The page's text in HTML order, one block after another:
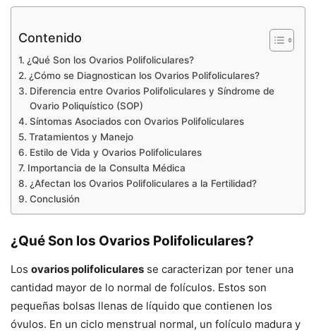
Contenido
¿Qué Son los Ovarios Polifoliculares?
¿Cómo se Diagnostican los Ovarios Polifoliculares?
Diferencia entre Ovarios Polifoliculares y Síndrome de
Ovario Poliquístico (SOP)
Síntomas Asociados con Ovarios Polifoliculares
Tratamientos y Manejo
Estilo de Vida y Ovarios Polifoliculares
Importancia de la Consulta Médica
¿Afectan los Ovarios Polifoliculares a la Fertilidad?
Conclusión
¿Qué Son los Ovarios Polifoliculares?
Los ovarios polifoliculares se caracterizan por tener una
cantidad mayor de lo normal de folículos. Estos son
pequeñas bolsas llenas de líquido que contienen los
óvulos. En un ciclo menstrual normal, un folículo madura y